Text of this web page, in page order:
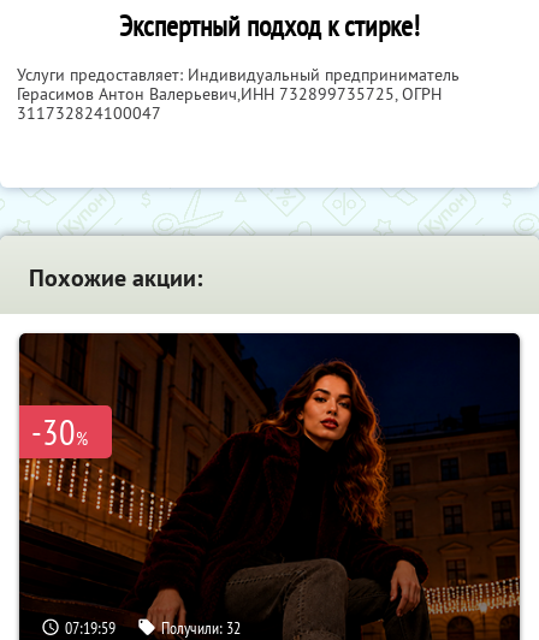
Экспертный подход к стирке!
Услуги предоставляет: Индивидуальный предприниматель
Герасимов Антон Валерьевич,ИНН 732899735725, ОГРН
311732824100047
Похожие акции:
-30%
07:19:59 Получили: 32